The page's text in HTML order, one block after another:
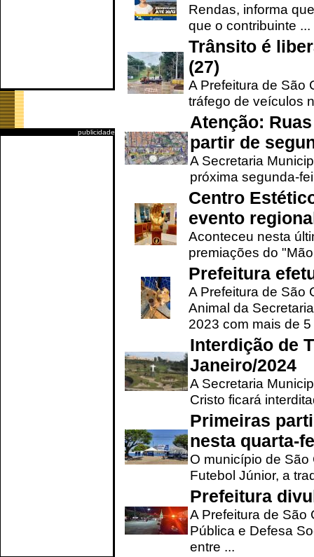
publicidade
Rendas, informa
que o contribuinte ...
Trânsito é
(27)
A Prefeitura de São
tráfego de veículos
Atenção:
partir de
A Secretaria
próxima segunda-
Centro
evento
Aconteceu nesta
premiações do
Prefeitura
A Prefeitura de São
Animal da
2023 com mais de 5
Interdição de
Janeiro/2024
A Secretaria
Cristo ficará
Primeiras
nesta quarta-
O município de
Futebol Júnior, a
Prefeitura
A Prefeitura de São
Pública e Defesa
entre ...